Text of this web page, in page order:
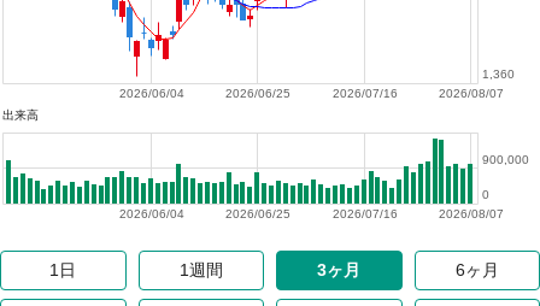
2026/08/07
2026/07/16
2026/06/25
2026/06/04
1,360
出来高
2026/08/07
2026/07/16
2026/06/25
2026/06/04
0
900,000
1日 1週間 3ヶ月 6ヶ月